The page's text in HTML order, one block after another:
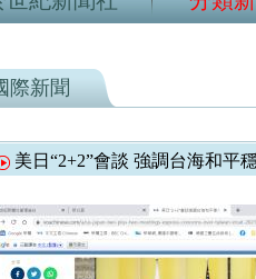
際新聞
美日“2+2”會談 強調台海和平